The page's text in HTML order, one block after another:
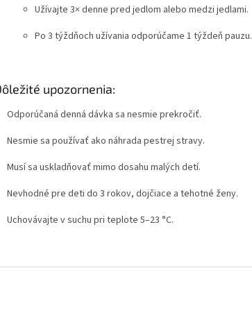
Užívajte 3× denne pred jedlom alebo medzi jedlami.
Po 3 týždňoch užívania odporúčame 1 týždeň pauzu.
upozornenia:
Odporúčaná denná dávka sa nesmie prekročiť.
Nesmie sa používať ako náhrada pestrej stravy.
Musí sa uskladňovať mimo dosahu malých detí.
Nevhodné pre deti do 3 rokov, dojčiace a tehotné ženy.
Uchovávajte v suchu pri teplote 5–23 °C.